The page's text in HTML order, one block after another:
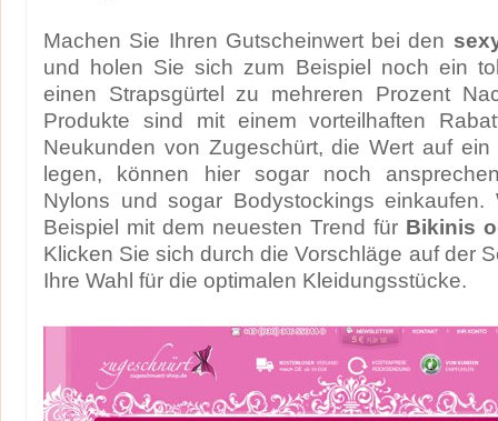
Machen Sie Ihren Gutscheinwert bei den
und holen Sie sich zum Beispiel noch ein
einen Strapsgürtel zu mehreren Prozent
Produkte sind mit einem vorteilhaften
Neukunden von Zugeschürt, die Wert auf ein
legen, können hier sogar noch
Nylons und sogar Bodystockings
Beispiel mit dem neuesten Trend für Bikinis
Klicken Sie sich durch die Vorschläge auf der
Ihre Wahl für die optimalen Kleidungsstücke.